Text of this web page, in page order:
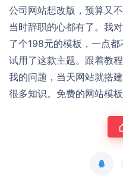
公司网站想改版，预算又
当时辞职的心都有了。我
了个198元的模板，一点
试用了这款主题。跟着教
我的问题，当天网站就搭
很多知识。免费的网站模